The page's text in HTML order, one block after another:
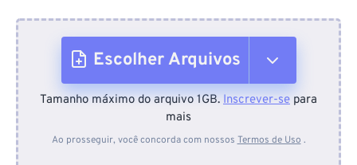
Escolher Arquivos
Do dispositivo
Tamanho máximo do arquivo 1GB. Inscrever-se para
mais
Ao prosseguir, você concorda com nossos Termos de Uso .